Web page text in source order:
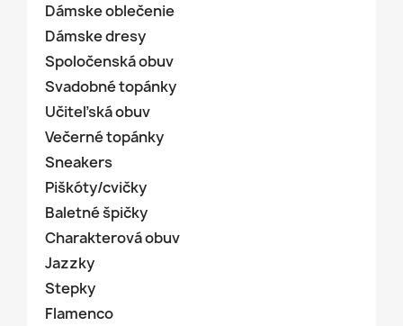
Dámske oblečenie
Dámske dresy
Spoločenská obuv
Svadobné topánky
Učiteľská obuv
Večerné topánky
Sneakers
Piškóty/cvičky
Baletné špičky
Charakterová obuv
Jazzky
Stepky
Flamenco